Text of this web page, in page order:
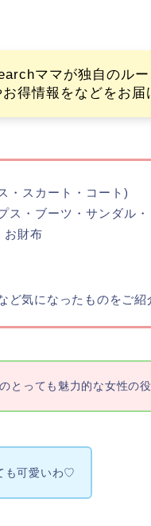
ママが独自のル
得情報をなどをお届
・スカート・コート)
ス・ブーツ・サンダル
お財布
ど気になったものをご紹
とっても魅力的な女性の
も可愛いわ♡